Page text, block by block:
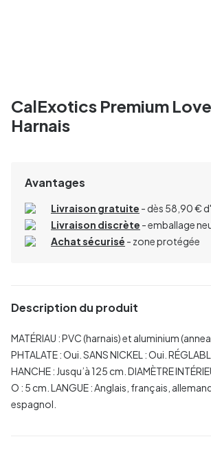
CalExotics Premium
Harnais
Avantages
Livraison gratuite - dès 58,90 €
Livraison discrète - emballage
Achat sécurisé - zone protégée
Description du produit
MATÉRIAU : PVC (harnais) et aluminium
PHTALATE : Oui. SANS NICKEL : Oui.
HANCHE : Jusqu’à 125 cm. DIAMÈTRE
O : 5 cm. LANGUE : Anglais, français,
espagnol.